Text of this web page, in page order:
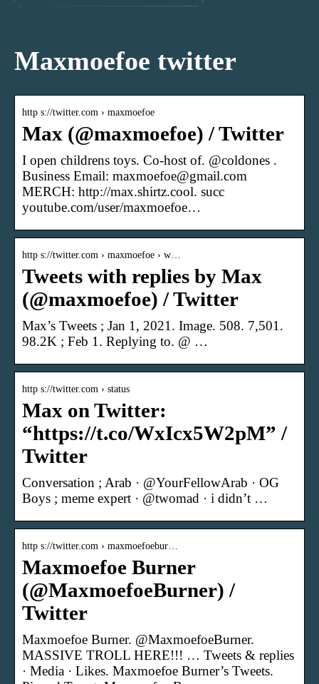
Maxmoefoe twitter
http s://twitter.com › maxmoefoe
Max (@maxmoefoe) / Twitter
I open childrens toys. Co-host of. @coldones .
Business Email: maxmoefoe@gmail.com
MERCH: http://max.shirtz.cool. succ
youtube.com/user/maxmoefoe…
http s://twitter.com › maxmoefoe › w…
Tweets with replies by Max
(@maxmoefoe) / Twitter
Max’s Tweets ; Jan 1, 2021. Image. 508. 7,501.
98.2K ; Feb 1. Replying to. @ …
http s://twitter.com › status
Max on Twitter:
“https://t.co/WxIcx5W2pM” /
Twitter
Conversation ; Arab · @YourFellowArab · OG
Boys ; meme expert · @twomad · i didn’t …
http s://twitter.com › maxmoefoebur…
Maxmoefoe Burner
(@MaxmoefoeBurner) /
Twitter
Maxmoefoe Burner. @MaxmoefoeBurner.
MASSIVE TROLL HERE!!! … Tweets & replies
· Media · Likes. Maxmoefoe Burner’s Tweets.